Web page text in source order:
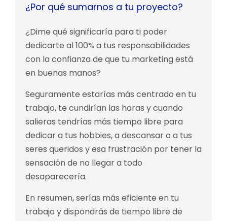
¿Por qué sumarnos a tu proyecto?
¿Dime qué significaría para ti poder
dedicarte al 100% a tus responsabilidades
con la confianza de que tu marketing está
en buenas manos?
Seguramente estarías más centrado en tu
trabajo, te cundirían las horas y cuando
salieras tendrías más tiempo libre para
dedicar a tus hobbies, a descansar o a tus
seres queridos y esa frustración por tener la
sensación de no llegar a todo
desaparecería.
En resumen, serías más eficiente en tu
trabajo y dispondrás de tiempo libre de